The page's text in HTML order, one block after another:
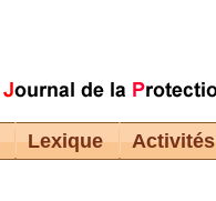
Lexique Activités